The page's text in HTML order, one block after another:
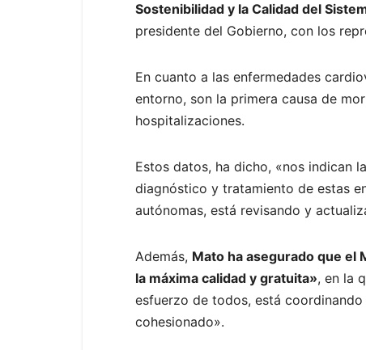
Sostenibilidad y la Calidad del
presidente del Gobierno, con los
En cuanto a las enfermedades
entorno, son la primera causa de
hospitalizaciones.
Estos datos, ha dicho, «nos indican
diagnóstico y tratamiento de estas
autónomas, está revisando y
Además, Mato ha asegurado que el
la máxima calidad y gratuita», en la
esfuerzo de todos, está
cohesionado».